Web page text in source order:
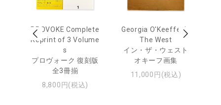
PROVOKE Complete
Reprint of 3 Volume
s
プロヴォーク 復刻版
全3冊揃
8,800円(税込)
Georgia O'Keeffe: In
The West
イン・ザ・ウェスト
オキーフ画集
11,000円(税込)